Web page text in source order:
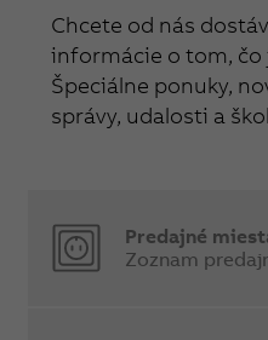
Chcete od nás
informácie o tom, čo
Špeciálne ponuky,
správy, udalosti a
Predajné
Zoznam